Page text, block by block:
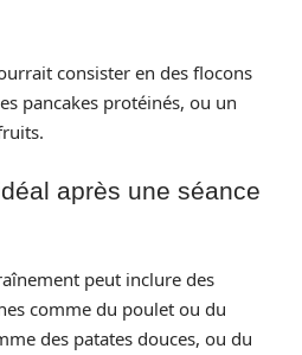
consister en des flocons
pancakes protéinés, ou un
après une séance
peut inclure des
comme du poulet ou du
des patates douces, ou du